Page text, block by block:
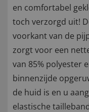
en comfortabel
toch verzorgd uit!
voorkant van de
zorgt voor een
van 85% polyester
binnenzijde
de huid is en u
elastische